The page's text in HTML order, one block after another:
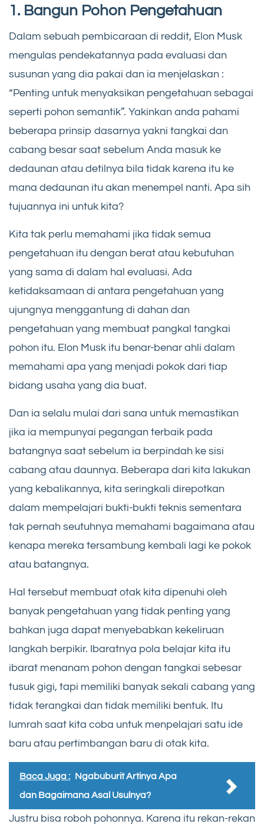
1. Bangun Pohon Pengetahuan
Dalam sebuah pembicaraan di reddit, Elon Musk
mengulas pendekatannya pada evaluasi dan
susunan yang dia pakai dan ia menjelaskan :
“Penting untuk menyaksikan pengetahuan sebagai
seperti pohon semantik”. Yakinkan anda pahami
beberapa prinsip dasarnya yakni tangkai dan
cabang besar saat sebelum Anda masuk ke
dedaunan atau detilnya bila tidak karena itu ke
mana dedaunan itu akan menempel nanti. Apa sih
tujuannya ini untuk kita?
Kita tak perlu memahami jika tidak semua
pengetahuan itu dengan berat atau kebutuhan
yang sama di dalam hal evaluasi. Ada
ketidaksamaan di antara pengetahuan yang
ujungnya menggantung di dahan dan
pengetahuan yang membuat pangkal tangkai
pohon itu. Elon Musk itu benar-benar ahli dalam
memahami apa yang menjadi pokok dari tiap
bidang usaha yang dia buat.
Dan ia selalu mulai dari sana untuk memastikan
jika ia mempunyai pegangan terbaik pada
batangnya saat sebelum ia berpindah ke sisi
cabang atau daunnya. Beberapa dari kita lakukan
yang kebalikannya, kita seringkali direpotkan
dalam mempelajari bukti-bukti teknis sementara
tak pernah seutuhnya memahami bagaimana atau
kenapa mereka tersambung kembali lagi ke pokok
atau batangnya.
Hal tersebut membuat otak kita dipenuhi oleh
banyak pengetahuan yang tidak penting yang
bahkan juga dapat menyebabkan kekeliruan
langkah berpikir. Ibaratnya pola belajar kita itu
ibarat menanam pohon dengan tangkai sebesar
tusuk gigi, tapi memiliki banyak sekali cabang yang
tidak terangkai dan tidak memiliki bentuk. Itu
lumrah saat kita coba untuk menpelajari satu ide
baru atau pertimbangan baru di otak kita.
Baca Juga : Ngabuburit Artinya Apa
dan Bagaimana Asal Usulnya?
Justru bisa roboh pohonnya. Karena itu rekan-rekan